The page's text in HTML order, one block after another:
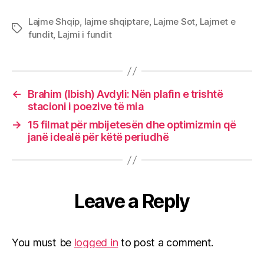
Tags
Lajme Shqip, lajme shqiptare, Lajme Sot, Lajmet e
fundit, Lajmi i fundit
←
Brahim (Ibish) Avdyli: Nën plafin e trishtë
stacioni i poezive të mia
→
15 filmat për mbijetesën dhe optimizmin që
janë idealë për këtë periudhë
Leave a Reply
You must be logged in to post a comment.